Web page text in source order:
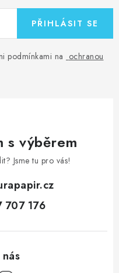
podmínkami na ochranou
PŘIHLÁSIT SE
s výběrem
Jsme tu pro vás!
707 176